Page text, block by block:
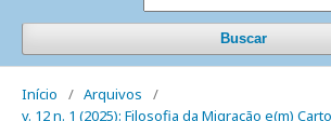
Buscar
Início / Arquivos
/
v. 12 n. 1 (2025): Filosofia da Migração e(m)